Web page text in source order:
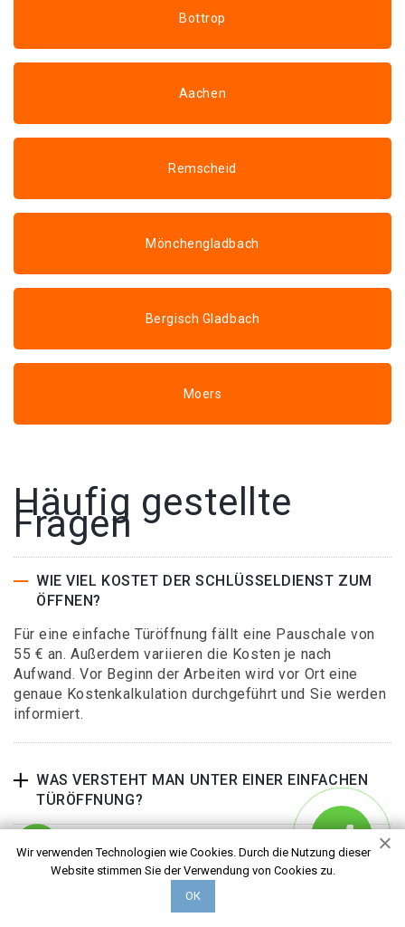
Bottrop
Aachen
Remscheid
Mönchengladbach
Bergisch Gladbach
Moers
Häufig gestellte
Fragen
WIE VIEL KOSTET DER SCHLÜSSELDIENST ZUM
ÖFFNEN?
Für eine einfache Türöffnung fällt eine Pauschale von
55 € an. Außerdem variieren die Kosten je nach
Aufwand. Vor Beginn der Arbeiten wird vor Ort eine
genaue Kostenkalkulation durchgeführt und Sie werden
informiert.
WAS VERSTEHT MAN UNTER EINER EINFACHEN
TÜRÖFFNUNG?
FALLEN ZUSÄTZLICHE KOSTEN AN, WENN ICH
DEN KEY-SERVICE BESTELLE?
KANN ICH MICH AUF IHREN SCHLÜSSELDIENST
Wir verwenden Technologien wie Cookies. Durch die Nutzung dieser
Website stimmen Sie der Verwendung von Cookies zu.
ОК